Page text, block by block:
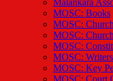
Malankara
MOSC: Books
MOSC:
MOSC:
MOSC:
MOSC: Writers
MOSC: Key
MOSC: Court